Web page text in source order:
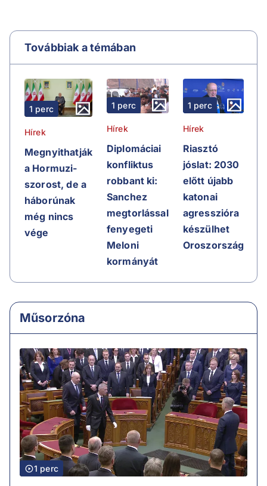
Továbbiak a témában
1 perc
Hírek
Megnyithatják
a Hormuzi-
szorost, de a
háborúnak
még nincs
vége
1 perc
Hírek
Diplomáciai
konfliktus
robbant ki:
Sanchez
megtorlással
fenyegeti
Meloni
kormányát
1 perc
Hírek
Riasztó
jóslat: 2030
előtt újabb
katonai
agresszióra
készülhet
Oroszország
Műsorzóna
1 perc